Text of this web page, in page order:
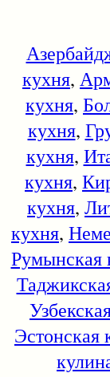
кухня,
кухня,
кухня,
кухня,
кухня,
кухня,
кухня,
Румынская
Эстонская